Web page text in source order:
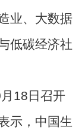
业、大数据
低碳经济社
18日召开
示，中国生